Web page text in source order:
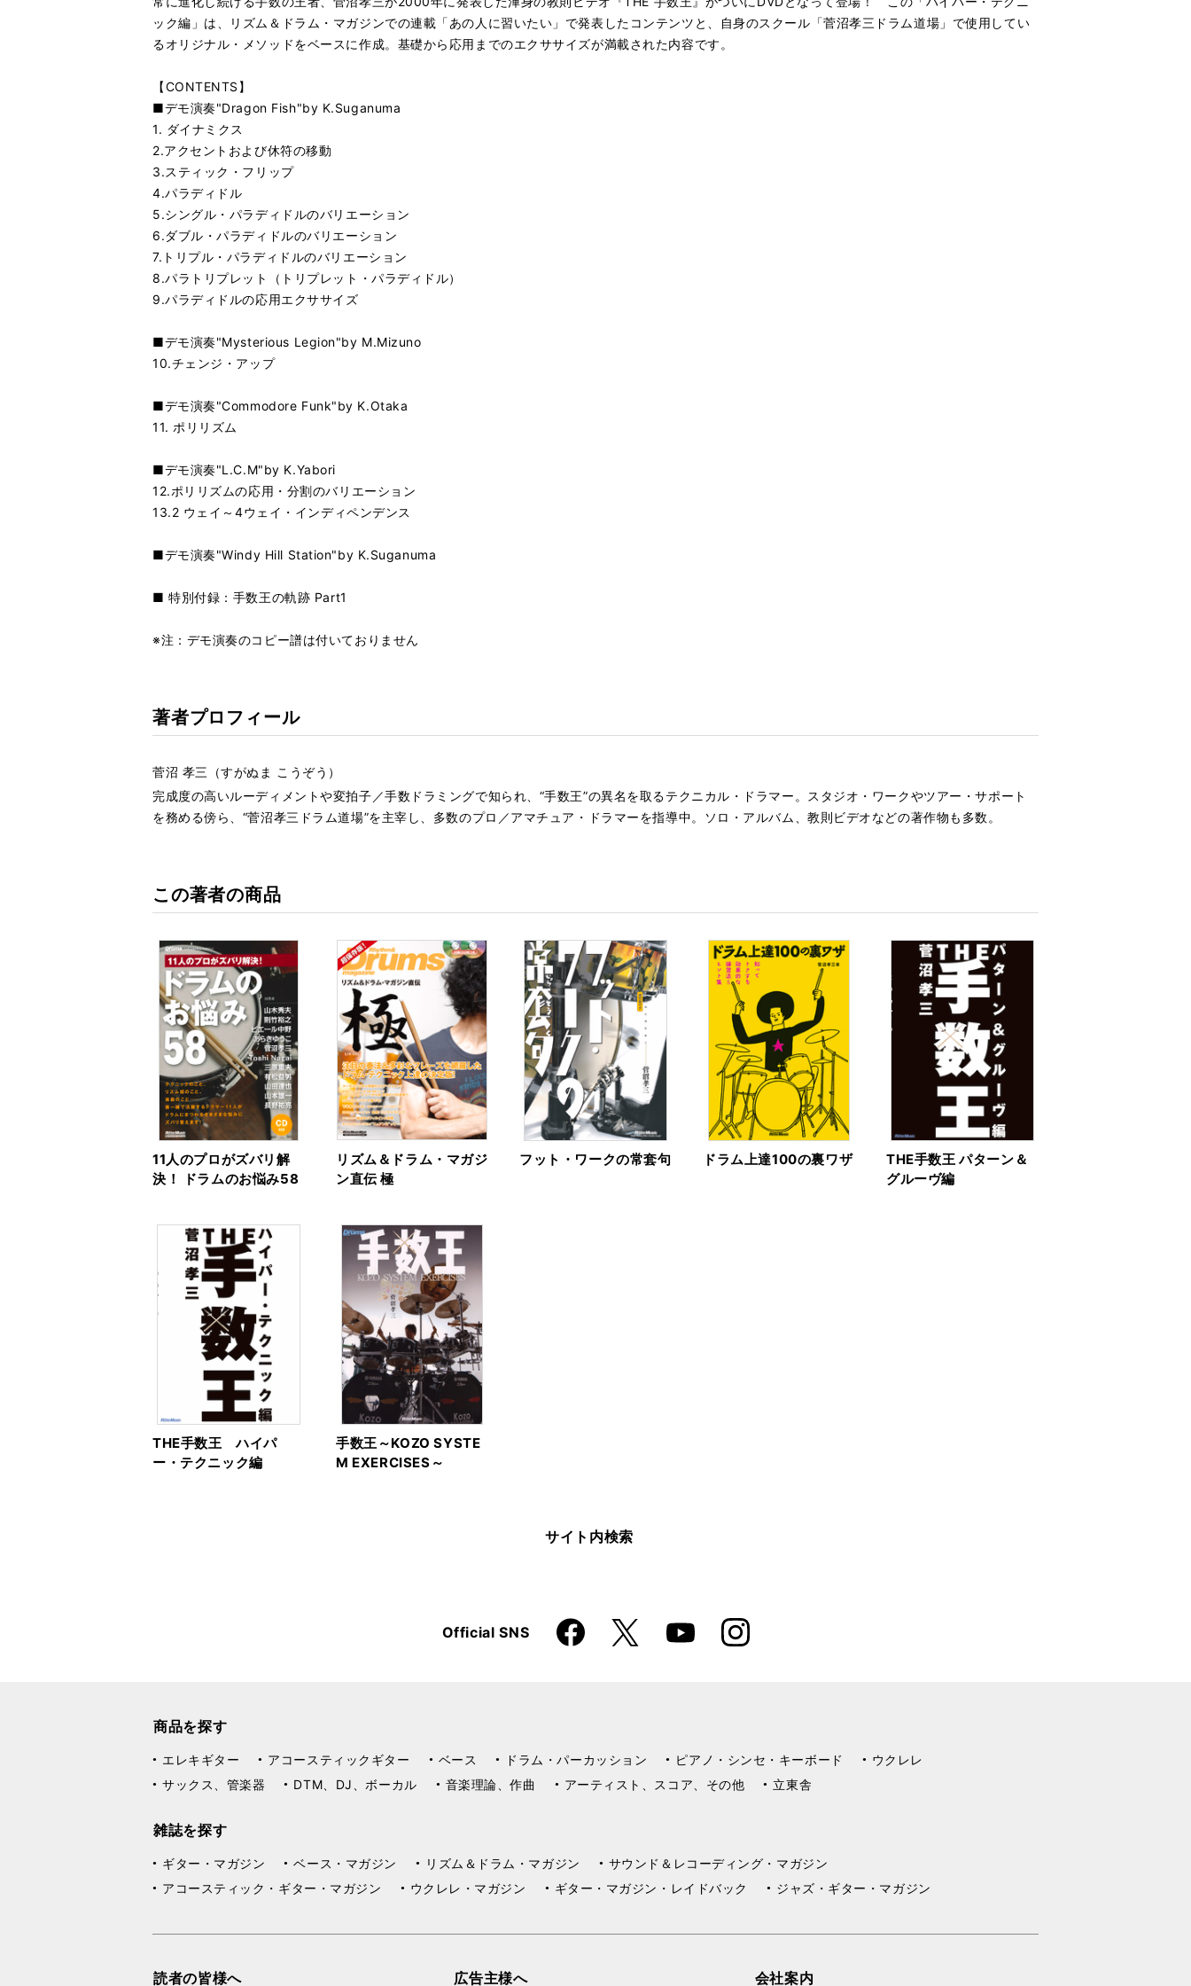
ック編」は、リズム＆ドラム・マガジンでの連載「あの人に習いたい」で発表したコンテンツと、自身のスクール「菅沼孝三ドラム道場」で使用してい
るオリジナル・メソッドをベースに作成。基礎から応用までのエクササイズが満載された内容です。
【CONTENTS】
■デモ演奏"Dragon Fish"by K.Suganuma
1. ダイナミクス
2.アクセントおよび休符の移動
3.スティック・フリップ
4.パラディドル
5.シングル・パラディドルのバリエーション
6.ダブル・パラディドルのバリエーション
7.トリプル・パラディドルのバリエーション
8.パラトリプレット（トリプレット・パラディドル）
9.パラディドルの応用エクササイズ
■デモ演奏"Mysterious Legion"by M.Mizuno
10.チェンジ・アップ
■デモ演奏"Commodore Funk"by K.Otaka
11. ポリリズム
■デモ演奏"L.C.M"by K.Yabori
12.ポリリズムの応用・分割のバリエーション
13.2 ウェイ～4ウェイ・インディペンデンス
■デモ演奏"Windy Hill Station"by K.Suganuma
■ 特別付録：手数王の軌跡 Part1
※注：デモ演奏のコピー譜は付いておりません
著者プロフィール
菅沼 孝三（すがぬま こうぞう）
完成度の高いルーディメントや変拍子／手数ドラミングで知られ、“手数王”の異名を取るテクニカル・ドラマー。スタジオ・ワークやツアー・サポート
を務める傍ら、“菅沼孝三ドラム道場”を主宰し、多数のプロ／アマチュア・ドラマーを指導中。ソロ・アルバム、教則ビデオなどの著作物も多数。
この著者の商品
11人のプロがズバリ解
決！ ドラムのお悩み58
リズム＆ドラム・マガジ
ン直伝 極
フット・ワークの常套句 ドラム上達100の裏ワザ
THE手数王 パターン＆
グルーヴ編
THE手数王 ハイパ
ー・テクニック編
手数王～KOZO SYSTE
M EXERCISES～
サイト内検索
Official SNSFaceboo
k
X YouTube Instagra
m
商品を探す
エレキギター アコースティックギター ベース ドラム・パーカッション ピアノ・シンセ・キーボード
ウクレレ
サックス、管楽器
DTM、DJ、ボーカル 音楽理論、作曲 アーティスト、スコア、その他 立東舎
雑誌を探す
ギター・マガジン ベース・マガジン リズム＆ドラム・マガジン
サウンド＆レコーディング・マガジン
アコースティック・ギター・マガジン
ウクレレ・マガジン ギター・マガジン・レイドバック ジャズ・ギター・マガジン
読者の皆様へ 広告主様へ 会社案内